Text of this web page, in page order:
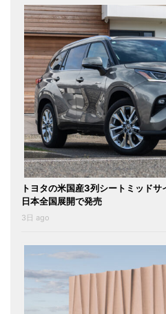
トヨタの米国産3列シートミッド
日本全国展開で発売
3日 ago